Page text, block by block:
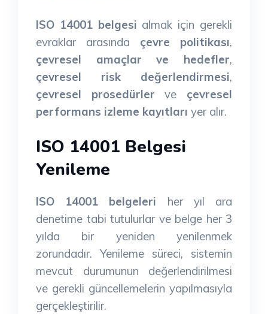
ISO 14001 belgesi almak için gerekli
evraklar arasında çevre politikası,
çevresel amaçlar ve hedefler,
çevresel risk değerlendirmesi,
çevresel prosedürler ve çevresel
performans izleme kayıtları yer alır.
ISO 14001 Belgesi
Yenileme
ISO 14001 belgeleri her yıl ara
denetime tabi tutulurlar ve belge her 3
yılda bir yeniden yenilenmek
zorundadır. Yenileme süreci, sistemin
mevcut durumunun değerlendirilmesi
ve gerekli güncellemelerin yapılmasıyla
gerçekleştirilir.